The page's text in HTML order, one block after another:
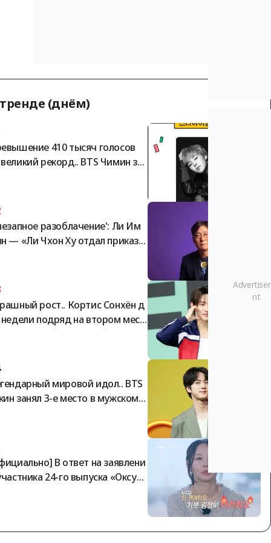
(днём)
410 тысяч голосов
рекорд.. BTS Чимин за
по версии StarRanking
разоблачение': Ли Им
— «Ли Чхон Ху отдал приказ Х
рост.. Кортис Сонхён д
недели подряд на втором мест
мировой идол.. BTS
занял 3-е место в мужском р
В ответ на заявлени
24-го выпуска «Оксун»
произведены в полном